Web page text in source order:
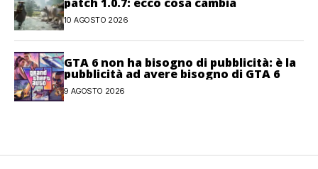
10 AGOSTO 2026
GTA 6 non ha bisogno di pubblicità: è la
pubblicità ad avere bisogno di GTA 6
9 AGOSTO 2026